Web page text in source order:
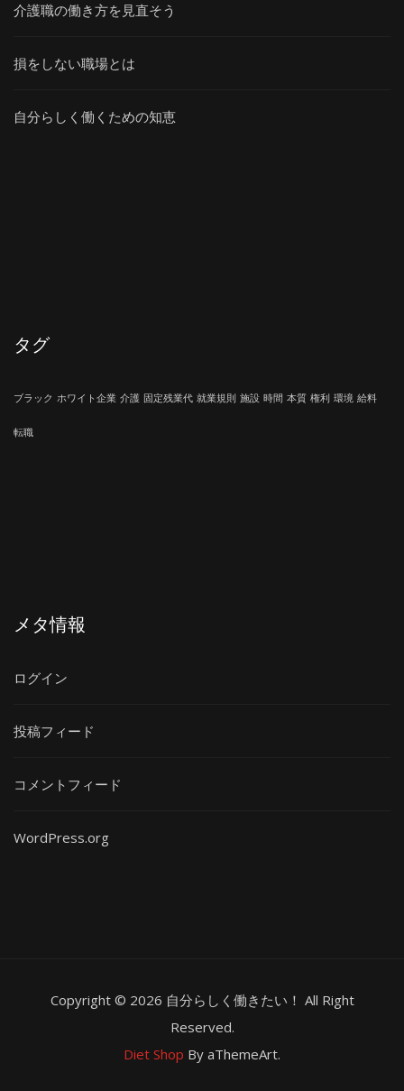
介護職の働き方を見直そう
損をしない職場とは
自分らしく働くための知恵
タグ
ブラック ホワイト企業 介護 固定残業代 就業規則 施設 時間 本質 権利 環境 給料
転職
メタ情報
ログイン
投稿フィード
コメントフィード
WordPress.org
Copyright © 2026 自分らしく働きたい！ All Right
Reserved.
Diet Shop By aThemeArt.